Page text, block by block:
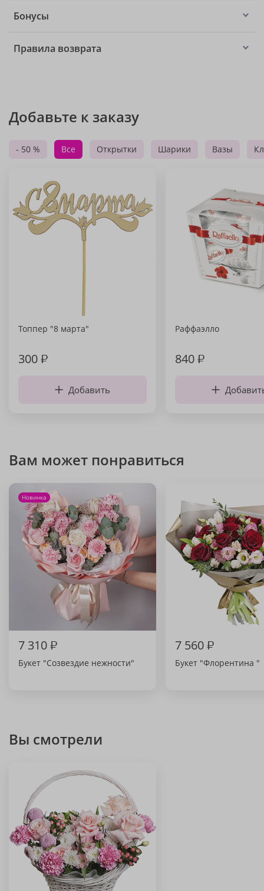
Бонусы
Правила возврата
Добавьте к заказу
- 50 % Все Открытки Шарики Вазы
Топпер "8 марта"
300₽
Добавить
Раффаэлло
840₽
Вам может понравиться
Новинка
7 310₽
Букет "Созвездие нежности"
7 560₽
Букет "Флорентина "
Вы смотрели